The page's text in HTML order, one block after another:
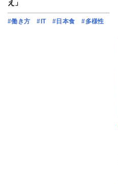
え」
#働き方 #IT #日本食 #多様性